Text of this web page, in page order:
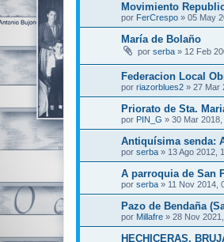
Movimiento
por FerCrespo » 05 May
María de Bolaño
por serba » 12 Feb
Federacion Local
por riazorblues2 » 27 Mar
Priorato de Sta.
por PIN_G » 30 Mar
Antiquísima senda:
por serba » 13 Ago 2012,
A parroquia de San
por serba » 11 Nov 2014,
Pazo de Bendaña
por Millafre » 28 Nov
HECHICERAS,